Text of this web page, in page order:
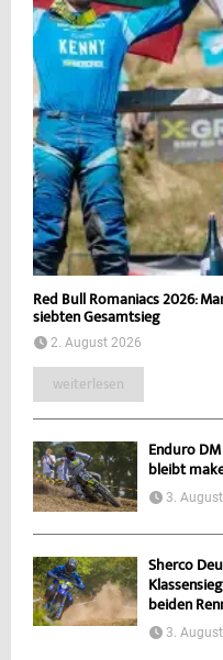
Red Bull Romaniacs 2026:
siebten Gesamtsieg
2. August 2026
weiterlesen
Enduro
bleibt
3.
Sherco
beiden
3.